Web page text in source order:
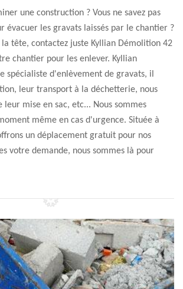
une construction ? Vous ne savez pas
évacuer les gravats laissés par le chantier ?
la tête, contactez juste Kyllian Démolition 42
chantier pour les enlever. Kyllian
spécialiste d'enlèvement de gravats, il
leur transport à la déchetterie, nous
leur mise en sac, etc... Nous sommes
même en cas d'urgence. Située à
un déplacement gratuit pour nos
votre demande, nous sommes là pour